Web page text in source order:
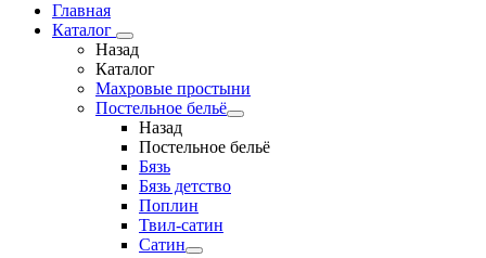
Главная
Каталог
Назад
Каталог
Махровые простыни
Постельное бельё
Назад
Постельное бельё
Бязь
Бязь детство
Поплин
Твил-сатин
Сатин